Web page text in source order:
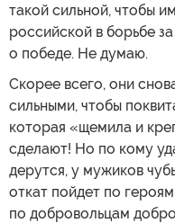
такой сильной, чтобы
российской в борьбе
о победе. Не думаю.
Скорее всего, они
сильными, чтобы
которая «щемила и
сделают! Но по кому
дерутся, у мужиков
откат пойдет по
по добровольцам